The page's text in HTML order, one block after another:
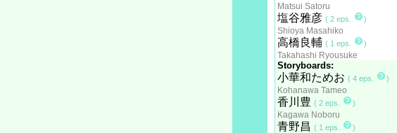
Matsui Satoru
塩谷雅彦 ( 2 eps. )
Shioya Masahiko
高橋良輔 ( 1 eps. )
Takahashi Ryousuke
Storyboards:
小華和ためお ( 4 eps. )
Kohanawa Tameo
香川豊 ( 2 eps. )
Kagawa Noboru
青野昌 ( 1 eps. )